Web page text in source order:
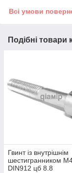
Всі умови
Подібні товари
Гвинт із внутрішнім
шестигранником
DIN912 цб 8.8